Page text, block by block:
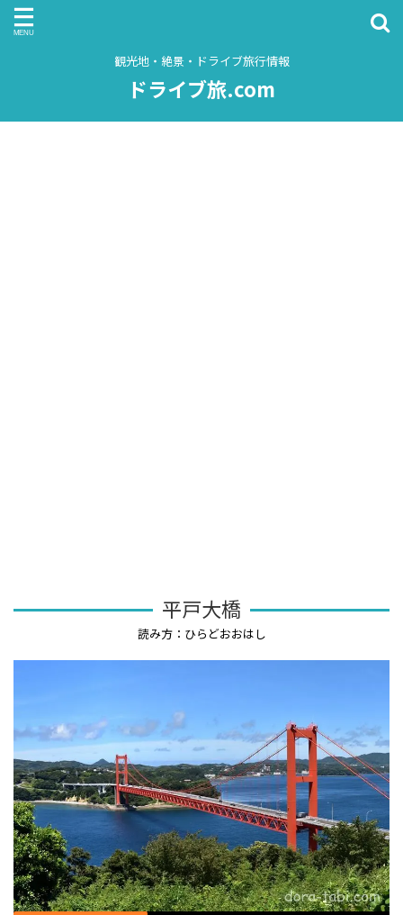
観光地・絶景・ドライブ旅行情報
ドライブ旅.com
平戸大橋
読み方：ひらどおおはし